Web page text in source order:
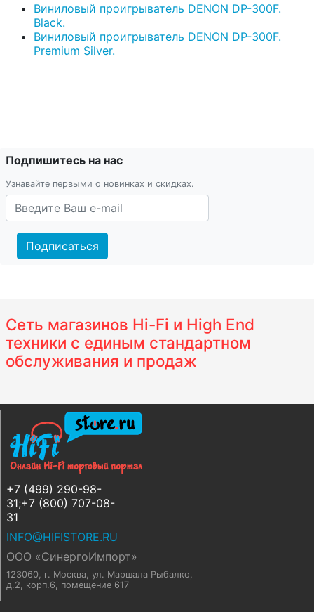
Виниловый проигрыватель DENON DP-300F.
Black.
Виниловый проигрыватель DENON DP-300F.
Premium Silver.
Подпишитесь на нас
Узнавайте первыми о новинках и скидках.
Подписаться
Сеть магазинов Hi-Fi и High End
техники с единым стандартном
обслуживания и продаж
+7 (499) 290-98-
31;+7 (800) 707-08-
31
INFO@HIFISTORE.RU
ООО «СинергоИмпорт»
123060, г. Москва, ул. Маршала Рыбалко,
д.2, корп.6, помещение 617